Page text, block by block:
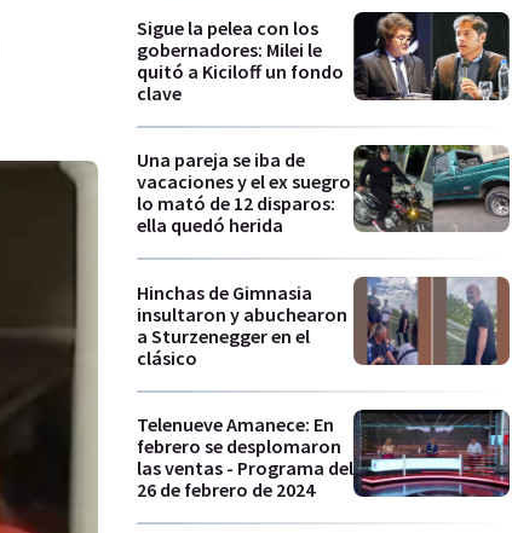
Sigue la pelea con los
gobernadores: Milei le
quitó a Kiciloff un fondo
clave
Una pareja se iba de
vacaciones y el ex suegro
lo mató de 12 disparos:
ella quedó herida
Hinchas de Gimnasia
insultaron y abuchearon
a Sturzenegger en el
clásico
Telenueve Amanece: En
febrero se desplomaron
las ventas - Programa del
26 de febrero de 2024